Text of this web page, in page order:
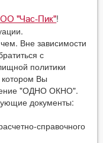
"Час-Пик"!
Вне зависимости
с
политики
котором Вы
"ОДНО ОКНО".
документы:
справочного